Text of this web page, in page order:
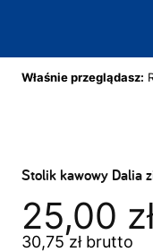
Właśnie przeglądasz:
Stolik kawowy Dalia
25,00
30,75złbrutto